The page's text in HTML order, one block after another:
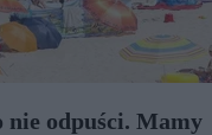
nie odpuści. Mamy